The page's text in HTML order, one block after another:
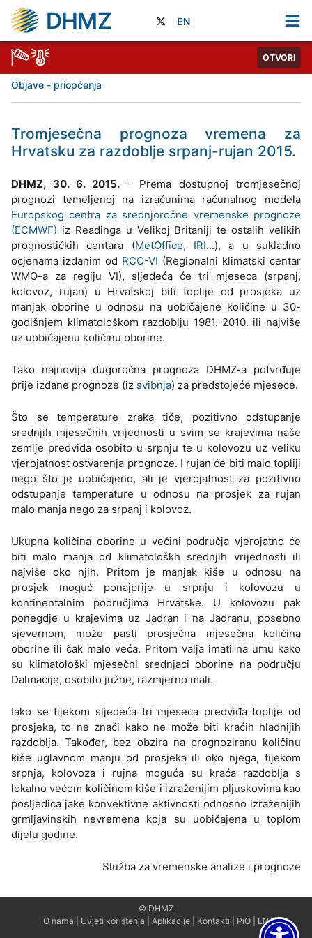
DHMZ EN
OTVORI
Objave - priopćenja
Tromjesečna prognoza vremena za
Hrvatsku za razdoblje srpanj-rujan 2015.
DHMZ, 30. 6. 2015.- Prema dostupnoj tromjesečnoj
prognozi temeljenoj na izračunima računalnog modela
Europskog centra za srednjoročne vremenske prognoze
(ECMWF) iz Readinga u Velikoj Britaniji te ostalih velikih
prognostičkih centara (MetOffice, IRI...), a u sukladno
ocjenama izdanim od RCC-VI (Regionalni klimatski centar
WMO-a za regiju VI), sljedeća će tri mjeseca (srpanj,
kolovoz, rujan) u Hrvatskoj biti toplije od prosjeka uz
manjak oborine u odnosu na uobičajene količine u 30-
godišnjem klimatološkom razdoblju 1981.-2010. ili najviše
uz uobičajenu količinu oborine.
Tako najnovija dugoročna prognoza DHMZ-a potvrđuje
prije izdane prognoze (iz svibnja) za predstojeće mjesece.
Što se temperature zraka tiče, pozitivno odstupanje
srednjih mjesečnih vrijednosti u svim se krajevima naše
zemlje predviđa osobito u srpnju te u kolovozu uz veliku
vjerojatnost ostvarenja prognoze. I rujan će biti malo topliji
nego što je uobičajeno, ali je vjerojatnost za pozitivno
odstupanje temperature u odnosu na prosjek za rujan
malo manja nego za srpanj i kolovoz.
Ukupna količina oborine u većini područja vjerojatno će
biti malo manja od klimatološkh srednjih vrijednosti ili
najviše oko njih. Pritom je manjak kiše u odnosu na
prosjek moguć ponajprije u srpnju i kolovozu u
kontinentalnim područjima Hrvatske. U kolovozu pak
ponegdje u krajevima uz Jadran i na Jadranu, posebno
sjevernom, može pasti prosječna mjesečna količina
oborine ili čak malo veća. Pritom valja imati na umu kako
su klimatološki mjesečni srednjaci oborine na području
Dalmacije, osobito južne, razmjerno mali.
Iako se tijekom sljedeća tri mjeseca predviđa toplije od
prosjeka, to ne znači kako ne može biti kraćih hladnijih
razdoblja. Također, bez obzira na prognoziranu količinu
kiše uglavnom manju od prosjeka ili oko njega, tijekom
srpnja, kolovoza i rujna moguća su kraća razdoblja s
lokalno većom količinom kiše i izraženijim pljuskovima kao
posljedica jake konvektivne aktivnosti odnosno izraženijih
grmljavinskih nevremena koja su uobičajena u toplom
dijelu godine.
Služba za vremenske analize i prognoze
© DHMZ
O nama
Uvjeti korištenja Aplikacije Kontakti PiO EN